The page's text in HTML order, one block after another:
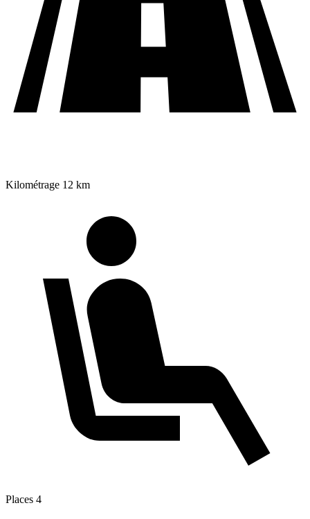
Kilométrage 12 km
Places 4